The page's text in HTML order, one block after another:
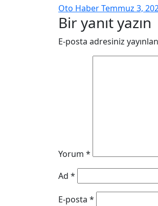
Oto HaberTemmuz 3,
Bir yanıt yazın
E-posta adresiniz
Yorum *
Ad *
E-posta *